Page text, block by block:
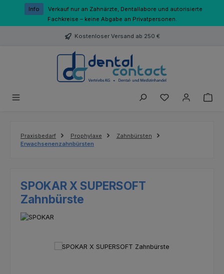
Zum Hauptinhalt springen
Info
Verkauf nur an Zahnärzte, Dentallabore und autorisierte
Fachkreise – keine Abgabe an Privatpersonen.
Kostenloser Versand ab 250 €
Du hast 0
Praxisbedarf Prophylaxe
Zahnbürsten
Erwachsenenzahnbürsten
SPOKAR X SUPERSOFT
Zahnbürste
Bildergalerie überspringen